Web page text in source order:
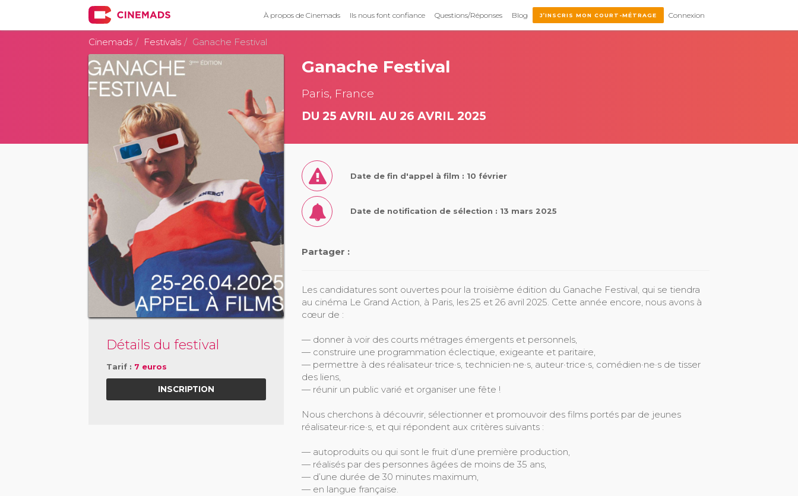
À propos de Cinemads Ils nous font confiance Questions/Réponses Blog J’INSCRIS MON COURT-MÉTRAGE Connexion
Cinemads Festivals Ganache Festival
Détails du festival
Tarif : 7 euros
INSCRIPTION
Ganache Festival
Paris, France
DU 25 AVRIL AU 26 AVRIL 2025
Date de fin d'appel à film : 10 février
Date de notification de sélection : 13 mars 2025
Partager :
Les candidatures sont ouvertes pour la troisième édition du Ganache Festival, qui se tiendra
au cinéma Le Grand Action, à Paris, les 25 et 26 avril 2025. Cette année encore, nous avons à
cœur de :
— donner à voir des courts métrages émergents et personnels,
— construire une programmation éclectique, exigeante et paritaire,
— permettre à des réalisateur·trice·s, technicien·ne·s, auteur·trice·s, comédien·ne·s de tisser
des liens,
— réunir un public varié et organiser une fête !
Nous cherchons à découvrir, sélectionner et promouvoir des films portés par de jeunes
réalisateur·rice·s, et qui répondent aux critères suivants :
— autoproduits ou qui sont le fruit d’une première production,
— réalisés par des personnes âgées de moins de 35 ans,
— d’une durée de 30 minutes maximum,
— en langue française.